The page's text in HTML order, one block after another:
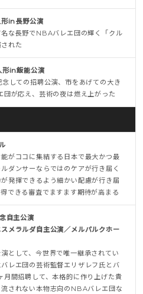
形in長野公演
な長野でNBAバレエ団の輝く「クル
れた
形in飯能公演
しての招聘公演、市をあげての大き
が応え、芸術の夜は燃え上がった
がココに集結する日本で最大かつ最
ダンサーならではのケアが行き届く
発揮できるよう細かい配慮が行き届
できる審査でますます期待が高まる
自主公演
メラルダ自主公演／メルパルクホー
として、今世界で唯一継承されてい
レエ団の芸術監督エリザレフ氏とバ
月間招聘して、本格的に作り上げた貴
されない本物志向のNBAバレエ団な